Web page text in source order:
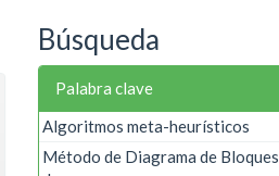
Búsqueda
Palabra clave
Algoritmos meta-heurísticos
Método de Diagrama de Bloques